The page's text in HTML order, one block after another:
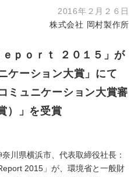
2016年２月２６日
株式会社 岡村製作所
ｐｏｒｔ ２０１５」が
ケーション大賞」にて
ミュニケーション大賞審
）」を受賞
川県横浜市、代表取締役社長：
2015」が、環境省と一般財